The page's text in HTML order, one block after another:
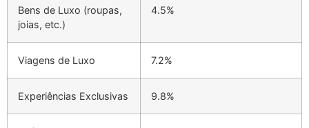
Bens de Luxo (roupas,
joias, etc.)
4.5%
Viagens de Luxo 7.2%
Experiências Exclusivas 9.8%